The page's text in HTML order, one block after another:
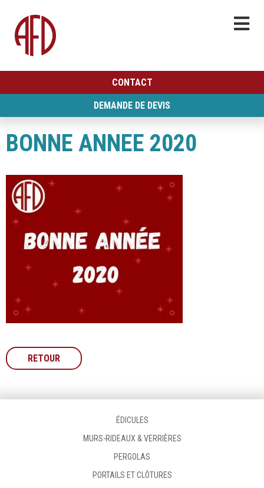
CONTACT
DEMANDE DE DEVIS
BONNE ANNEE 2020
RETOUR
ÉDICULES
MURS-RIDEAUX & VERRIÈRES
PERGOLAS
PORTAILS ET CLÔTURES